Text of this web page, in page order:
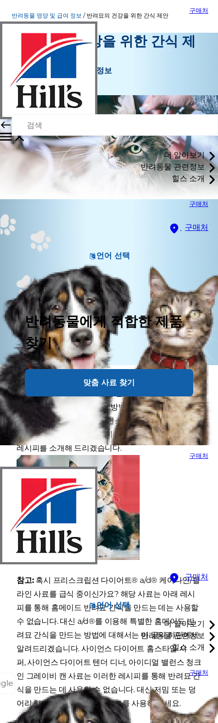
구매처
더 알아보기
반려동물 관련정보
힐스 소개
구매처
구매처
언어 선택
반려동물에게 적합한 제품
찾기
맞춤 사료 찾기
구매처
구매처
언어 선택
더 알아보기
반려동물 관련정보
힐스 소개
구매처
반려동물 영양 및 급여 정보 반려묘의 건강을 위한 간식 제안
반려묘의 건강을 위한 간식 제
안
반려동물 영양 및 급여 정보
구월 11, 2015
사랑하는 반려묘를 위해 간식이나 쿠키를 손수 만들어
보세요. 반려묘와의 유대감을 높이고 보호자의 관심과
사랑을 표현할 수 있는 좋은 방법입니다. 힐스펫 사이언
스 다이어트®, 아이디얼 밸런스® 또는 프리스크립션
다이어트® 반려묘 사료를 이용해 집에서 만들 수 있는
레시피를 소개해 드리겠습니다.
참고:혹시 프리스크립션 다이어트® a/d® 케이나인/필
라인 사료를 급식 중이신가요? 해당 사료는 아래 레시
피를 통해 홈메이드 반려묘 간식을 만드는 데는 사용할
수 없습니다. 대신 a/d®를 이용해 특별한 홈메이드 반
려묘 간식을 만드는 방법에 대해서는 이 글의 하단에서
알려드리겠습니다. 사이언스 다이어트 홈스타일 서
퍼, 사이언스 다이어트 텐더 디너, 아이디얼 밸런스 청크
인 그레이비 캔 사료는 이러한 레시피를 통해 반려묘 간
식을 만드는 데 사용할 수 없습니다. 대신 저밈 또는 덩
어리 형태의 사이언스 다이어트를 사용해 주세요.